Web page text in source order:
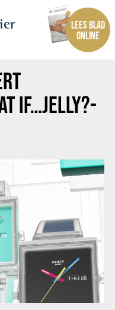
LEES BLAD
ONLINE
IF…JELLY?-